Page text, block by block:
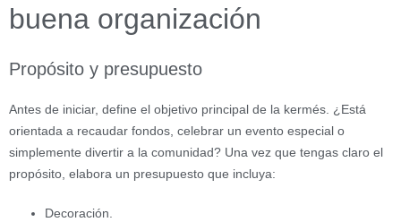
buena organización
Propósito y presupuesto
Antes de iniciar, define el objetivo principal de la kermés. ¿Está
orientada a recaudar fondos, celebrar un evento especial o
simplemente divertir a la comunidad? Una vez que tengas claro el
propósito, elabora un presupuesto que incluya:
Decoración.